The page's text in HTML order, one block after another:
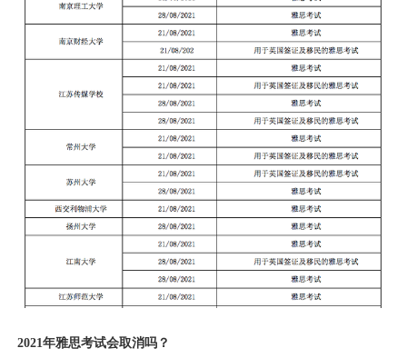
2021年雅思考试会取消吗？